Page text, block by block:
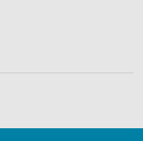
PARCEIROS E